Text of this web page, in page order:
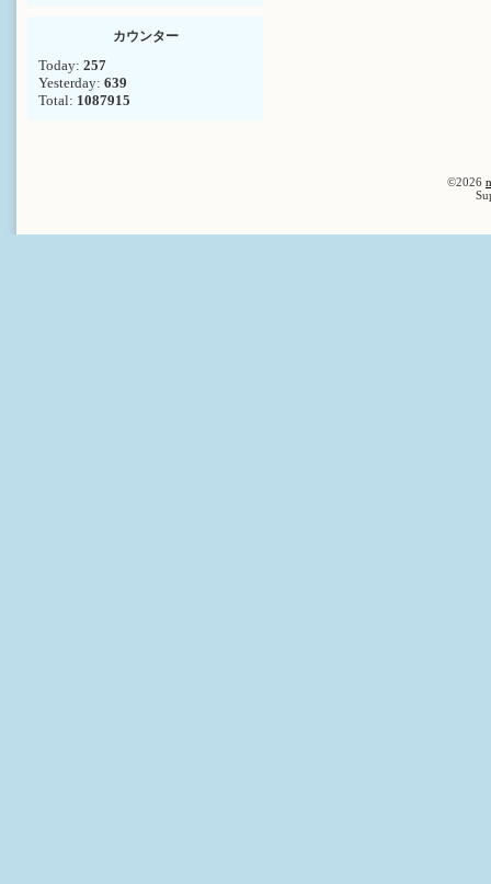
カウンター
Today: 257
Yesterday: 639
Total: 1087915
©2026